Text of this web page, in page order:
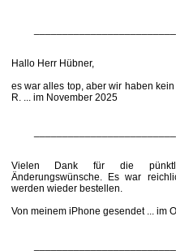
Hallo Herr Hübner,
es war alles top, aber wir haben
R. ... im November 2025
Vielen Dank für die
Änderungswünsche. Es war
werden wieder bestellen.
Von meinem iPhone gesendet ... im